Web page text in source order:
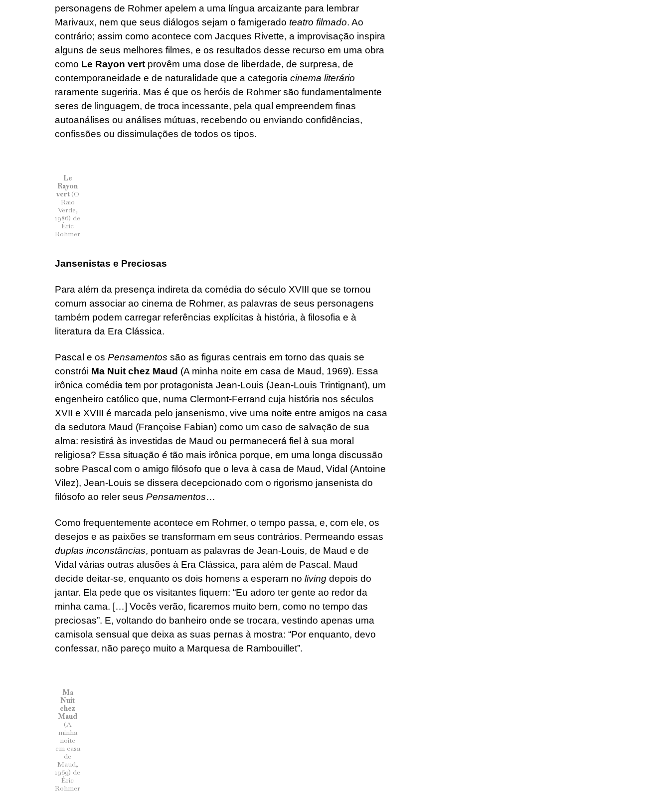
personagens de Rohmer apelem a uma língua arcaizante para lembrar
Marivaux, nem que seus diálogos sejam o famigerado teatro filmado. Ao
contrário; assim como acontece com Jacques Rivette, a improvisação inspira
alguns de seus melhores filmes, e os resultados desse recurso em uma obra
como Le Rayon vert provêm uma dose de liberdade, de surpresa, de
contemporaneidade e de naturalidade que a categoria cinema literário
raramente sugeriria. Mas é que os heróis de Rohmer são fundamentalmente
seres de linguagem, de troca incessante, pela qual empreendem finas
autoanálises ou análises mútuas, recebendo ou enviando confidências,
confissões ou dissimulações de todos os tipos.
Le
Rayon
vert (O
Raio
Verde,
1986) de
Éric
Rohmer
Jansenistas e Preciosas
Para além da presença indireta da comédia do século XVIII que se tornou
comum associar ao cinema de Rohmer, as palavras de seus personagens
também podem carregar referências explícitas à história, à filosofia e à
literatura da Era Clássica.
Pascal e os Pensamentos são as figuras centrais em torno das quais se
constrói Ma Nuit chez Maud (A minha noite em casa de Maud, 1969). Essa
irônica comédia tem por protagonista Jean-Louis (Jean-Louis Trintignant), um
engenheiro católico que, numa Clermont-Ferrand cuja história nos séculos
XVII e XVIII é marcada pelo jansenismo, vive uma noite entre amigos na casa
da sedutora Maud (Françoise Fabian) como um caso de salvação de sua
alma: resistirá às investidas de Maud ou permanecerá fiel à sua moral
religiosa? Essa situação é tão mais irônica porque, em uma longa discussão
sobre Pascal com o amigo filósofo que o leva à casa de Maud, Vidal (Antoine
Vilez), Jean-Louis se dissera decepcionado com o rigorismo jansenista do
filósofo ao reler seus Pensamentos…
Como frequentemente acontece em Rohmer, o tempo passa, e, com ele, os
desejos e as paixões se transformam em seus contrários. Permeando essas
duplas inconstâncias, pontuam as palavras de Jean-Louis, de Maud e de
Vidal várias outras alusões à Era Clássica, para além de Pascal. Maud
decide deitar-se, enquanto os dois homens a esperam no living depois do
jantar. Ela pede que os visitantes fiquem: “Eu adoro ter gente ao redor da
minha cama. […] Vocês verão, ficaremos muito bem, como no tempo das
preciosas”. E, voltando do banheiro onde se trocara, vestindo apenas uma
camisola sensual que deixa as suas pernas à mostra: “Por enquanto, devo
confessar, não pareço muito a Marquesa de Rambouillet”.
Ma
Nuit
chez
Maud
(A
minha
noite
em casa
de
Maud,
1969) de
Éric
Rohmer